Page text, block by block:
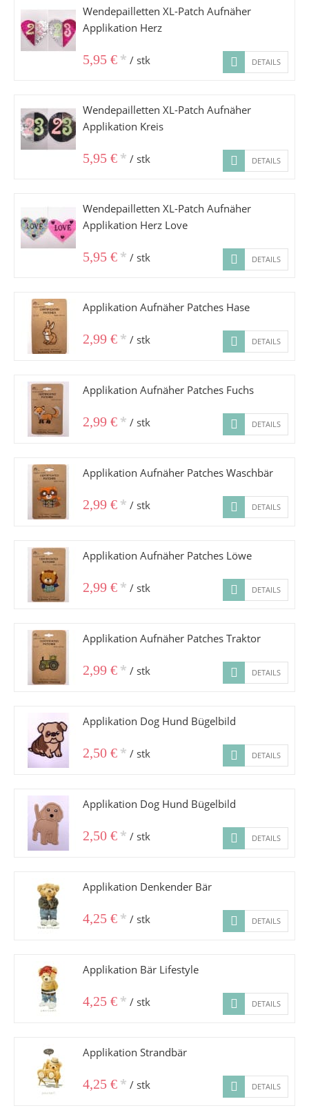
Wendepailletten XL-Patch Aufnäher
Applikation Herz
5,95 € * / stk DETAILS
Wendepailletten XL-Patch Aufnäher
Applikation Kreis
5,95 € * / stk DETAILS
Wendepailletten XL-Patch Aufnäher
Applikation Herz Love
5,95 € * / stk DETAILS
Applikation Aufnäher Patches Hase
2,99 € * / stk DETAILS
Applikation Aufnäher Patches Fuchs
2,99 € * / stk DETAILS
Applikation Aufnäher Patches Waschbär
2,99 € * / stk DETAILS
Applikation Aufnäher Patches Löwe
2,99 € * / stk DETAILS
Applikation Aufnäher Patches Traktor
2,99 € * / stk DETAILS
Applikation Dog Hund Bügelbild
2,50 € * / stk DETAILS
Applikation Dog Hund Bügelbild
2,50 € * / stk DETAILS
Applikation Denkender Bär
4,25 € * / stk DETAILS
Applikation Bär Lifestyle
4,25 € * / stk DETAILS
Applikation Strandbär
4,25 € * / stk DETAILS